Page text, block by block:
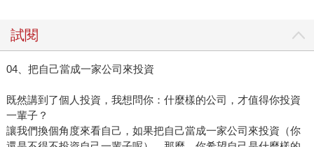
試閱
04、把自己當成一家公司來投資
既然講到了個人投資，我想問你：什麼樣的公司，才值得你投資
一輩子？
讓我們換個角度來看自己，如果把自己當成一家公司來投資（你